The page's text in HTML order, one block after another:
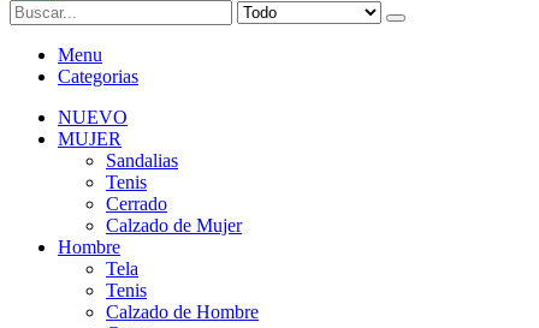
Menu
Categorias
NUEVO
MUJER
Sandalias
Tenis
Cerrado
Calzado de Mujer
Hombre
Tela
Tenis
Calzado de Hombre